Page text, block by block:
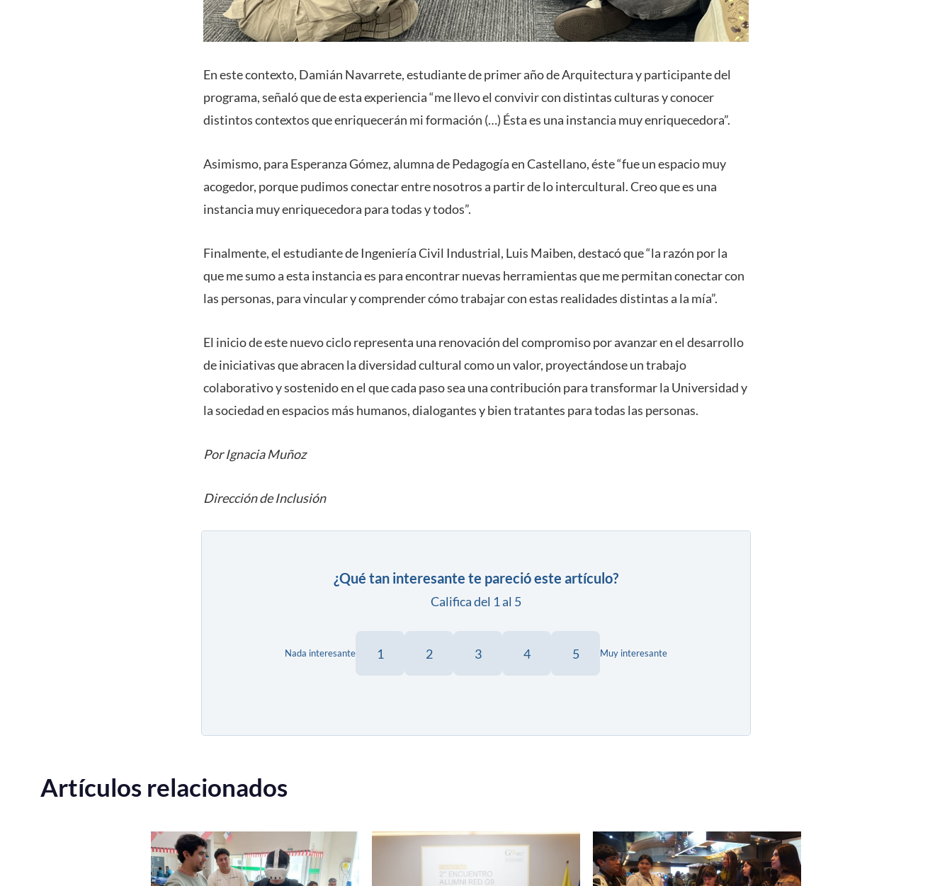
En este contexto, Damián Navarrete, estudiante de primer año de Arquitectura y participante del
programa, señaló que de esta experiencia “me llevo el convivir con distintas culturas y conocer
distintos contextos que enriquecerán mi formación (…) Ésta es una instancia muy enriquecedora”.
Asimismo, para Esperanza Gómez, alumna de Pedagogía en Castellano, éste “fue un espacio muy
acogedor, porque pudimos conectar entre nosotros a partir de lo intercultural. Creo que es una
instancia muy enriquecedora para todas y todos”.
Finalmente, el estudiante de Ingeniería Civil Industrial, Luis Maiben, destacó que “la razón por la
que me sumo a esta instancia es para encontrar nuevas herramientas que me permitan conectar con
las personas, para vincular y comprender cómo trabajar con estas realidades distintas a la mía”.
El inicio de este nuevo ciclo representa una renovación del compromiso por avanzar en el desarrollo
de iniciativas que abracen la diversidad cultural como un valor, proyectándose un trabajo
colaborativo y sostenido en el que cada paso sea una contribución para transformar la Universidad y
la sociedad en espacios más humanos, dialogantes y bien tratantes para todas las personas.
Por Ignacia Muñoz
Dirección de Inclusión
¿Qué tan interesante te pareció este artículo?
Califica del 1 al 5
Nada interesante 1 2 3 4 5 Muy interesante
Artículos relacionados